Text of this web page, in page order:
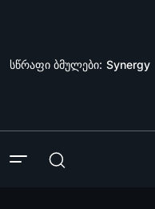
სწრაფი ბმულები: Synergy